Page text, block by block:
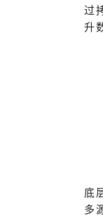
过
升
底
多